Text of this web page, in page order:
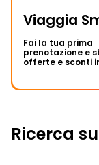
Viaggia
Fai la tua prima
prenotazione e
offerte e sconti
Ricerca